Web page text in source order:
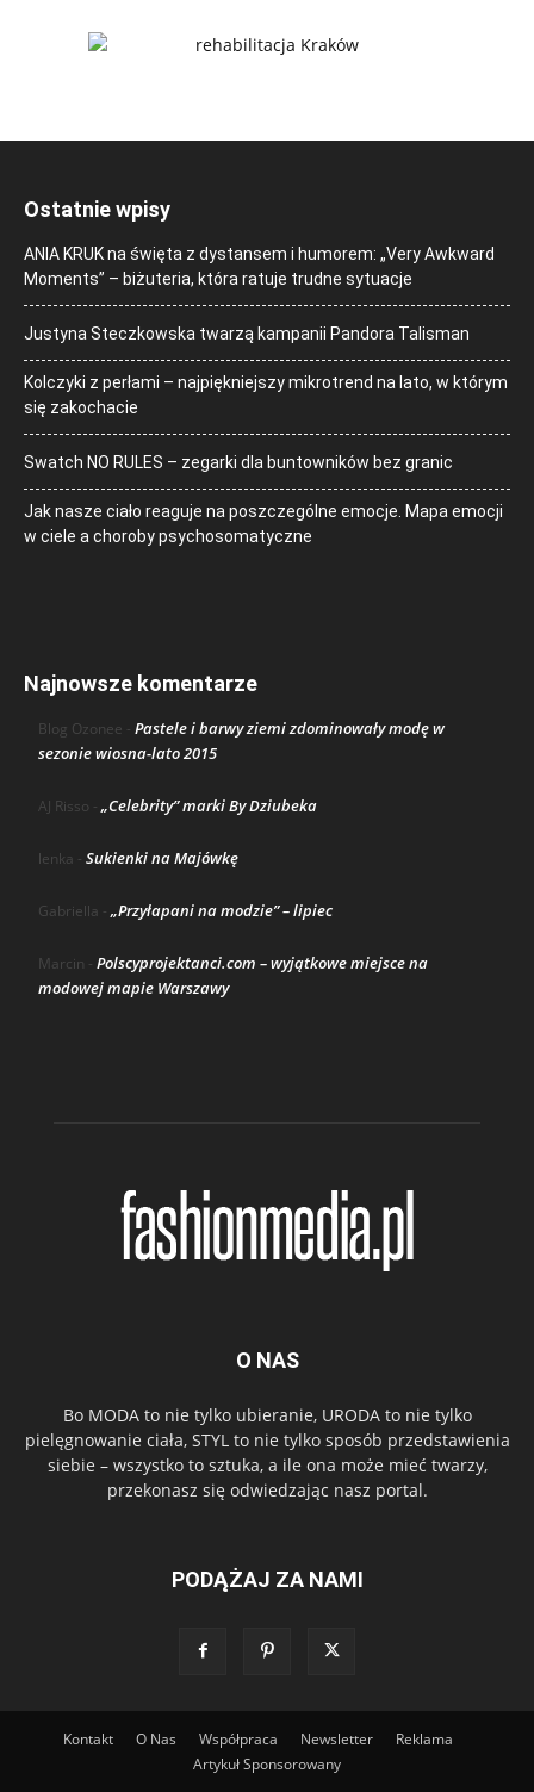
Ostatnie wpisy
ANIA KRUK na święta z dystansem i humorem: „Very Awkward
Moments” – biżuteria, która ratuje trudne sytuacje
Justyna Steczkowska twarzą kampanii Pandora Talisman
Kolczyki z perłami – najpiękniejszy mikrotrend na lato, w którym
się zakochacie
Swatch NO RULES – zegarki dla buntowników bez granic
Jak nasze ciało reaguje na poszczególne emocje. Mapa emocji
w ciele a choroby psychosomatyczne
Najnowsze komentarze
Blog Ozonee - Pastele i barwy ziemi zdominowały modę w
sezonie wiosna-lato 2015
AJ Risso - „Celebrity” marki By Dziubeka
lenka - Sukienki na Majówkę
Gabriella - „Przyłapani na modzie” – lipiec
Marcin - Polscyprojektanci.com – wyjątkowe miejsce na
modowej mapie Warszawy
O NAS
Bo MODA to nie tylko ubieranie, URODA to nie tylko
pielęgnowanie ciała, STYL to nie tylko sposób przedstawienia
siebie – wszystko to sztuka, a ile ona może mieć twarzy,
przekonasz się odwiedzając nasz portal.
PODĄŻAJ ZA NAMI
Kontakt O Nas Współpraca Newsletter
Reklama
Artykuł Sponsorowany